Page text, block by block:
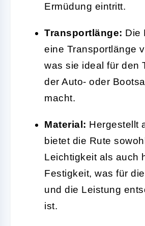
Ermüdung eintritt.
Transportlänge: Die
eine Transportlänge
was sie ideal für den
der Auto- oder
macht.
Material: Hergestellt
bietet die Rute
Leichtigkeit als auch
Festigkeit, was für
und die Leistung
ist.